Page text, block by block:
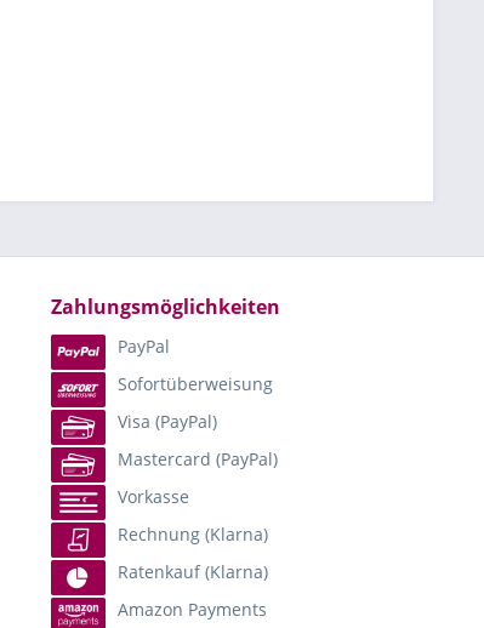
Zahlungsmöglichkeiten
PayPal
Sofortüberweisung
Visa (PayPal)
Mastercard (PayPal)
Vorkasse
Rechnung (Klarna)
Ratenkauf (Klarna)
Amazon Payments